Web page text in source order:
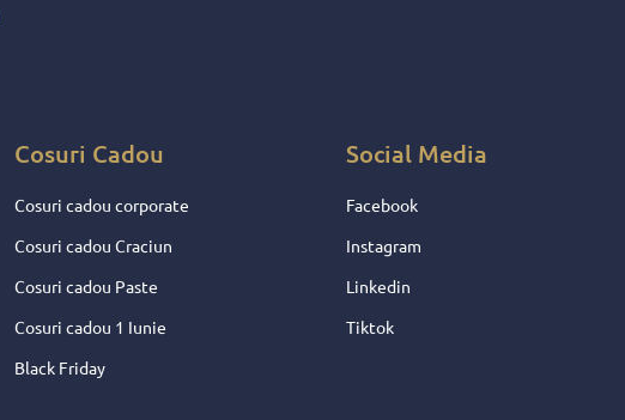
Cosuri Cadou
Cosuri cadou corporate
Cosuri cadou Craciun
Cosuri cadou Paste
Cosuri cadou 1 Iunie
Black Friday
Social Media
Facebook
Instagram
Linkedin
Tiktok